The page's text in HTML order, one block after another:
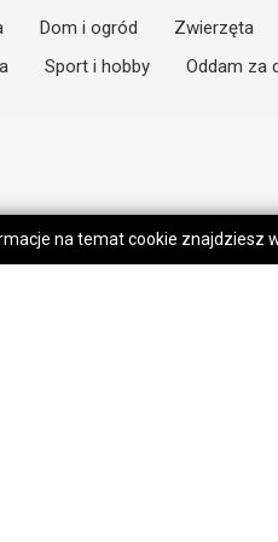
Dom i ogród Zwierzęta
Sport i hobby
Oddam za
na temat cookie znajdziesz